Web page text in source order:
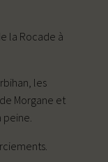
la Rocade à
les
Morgane et
peine.